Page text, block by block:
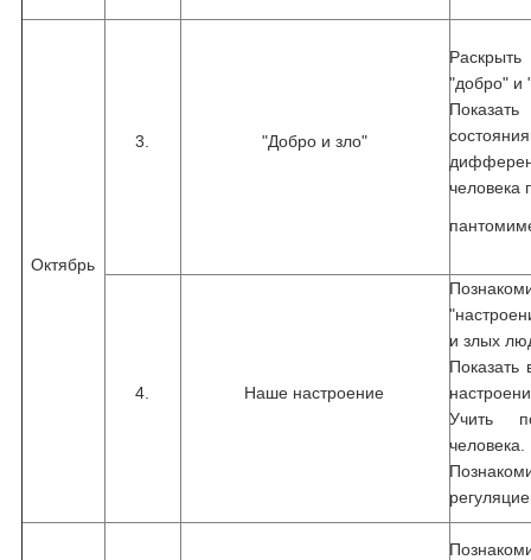
Октябрь
3. "Добро и зло"
"добро" и
человека
4. Наше настроение
и злых
Показать
Учить
человека.